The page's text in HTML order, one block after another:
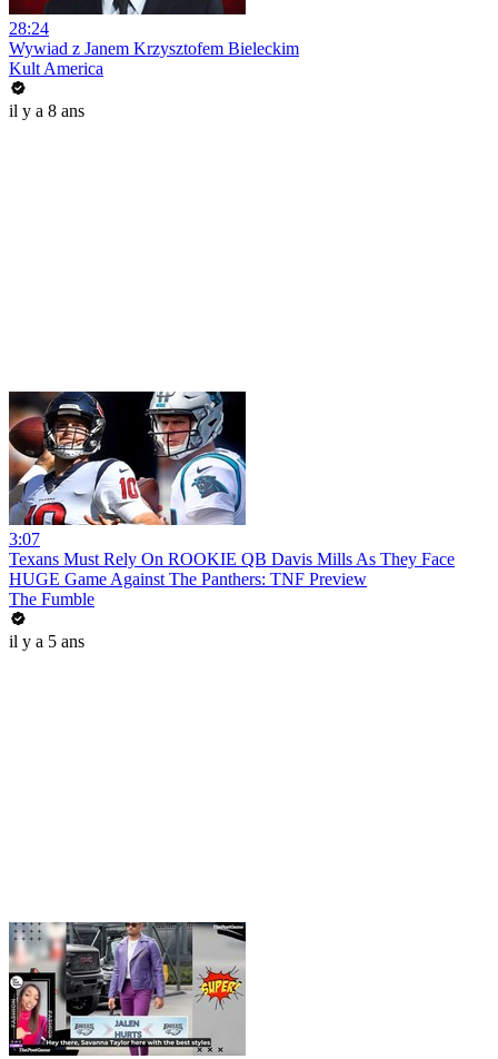
28:24
Wywiad z Janem Krzysztofem Bieleckim
Kult America
il y a 8 ans
3:07
Texans Must Rely On ROOKIE QB Davis Mills As They Face
HUGE Game Against The Panthers: TNF Preview
The Fumble
il y a 5 ans